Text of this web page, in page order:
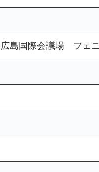
広島国際会議場 フェ